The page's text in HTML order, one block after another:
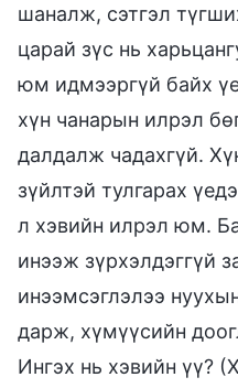
шаналж, сэтгэл
царай зүс нь
юм идмээргүй байх
хүн чанарын илрэл
далдалж чадахгүй.
зүйлтэй тулгарах
л хэвийн илрэл юм.
инээж зүрхэлдэггүй
инээмсэглэлээ
дарж, хүмүүсийн
Ингэх нь хэвийн үү?